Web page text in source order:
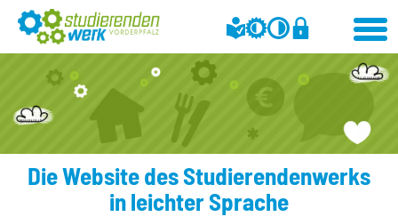
Die Website des Studierendenwerks
in leichter Sprache